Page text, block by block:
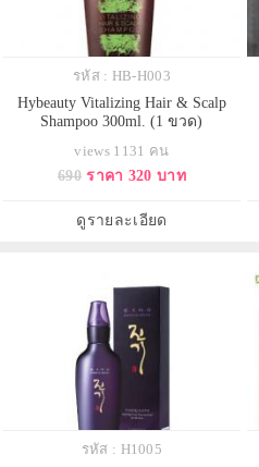
รหัส : HB-H003
Hybeauty Vitalizing Hair & Scalp
Shampoo 300ml. (1 ขวด)
views 1131 คน
690 ราคา 320 บาท
ดูรายละเอียด
รหัส : H1005